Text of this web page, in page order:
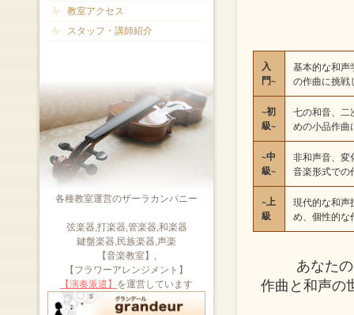
入
門~
基本的な和声
の作曲に挑戦
~初
級~
七の和音、二
めの小品作曲
~中
級~
非和声音、変
音楽形式での
~上
級
現代的な和声
め、個性的な
あなた
作曲と和声の
教室アクセス
スタッフ・講師紹介
各種教室運営のザーラカンパニー
弦楽器,打楽器,管楽器,和楽器
鍵盤楽器,民族楽器,声楽
【音楽教室】,
【フラワーアレンジメント】
【演奏派遣】 を運営しています